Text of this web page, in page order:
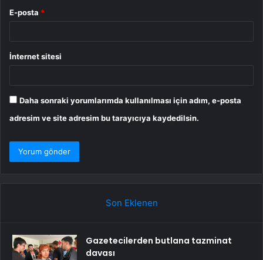
E-posta *
İnternet sitesi
Daha sonraki yorumlarımda kullanılması için adım, e-posta
adresim ve site adresim bu tarayıcıya kaydedilsin.
Son Eklenen
Gazetecilerden butlana tazminat
davası